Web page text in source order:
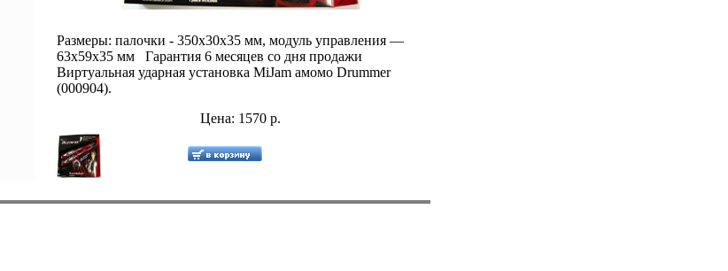
Размеры: палочки - 350х30х35 мм, модуль управления —
63х59х35 мм Гарантия 6 месяцев со дня продажи
Виртуальная ударная установка MiJam амомо Drummer
(000904).
Цена: 1570 р.